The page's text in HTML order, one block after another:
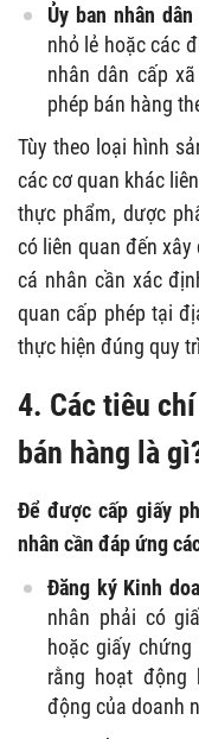
Ủy ban nhân
nhỏ lẻ hoặc các
nhân dân cấp
phép bán hàng
Tùy theo loại hình
các cơ quan khác
thực phẩm, dược
có liên quan đến
cá nhân cần xác
quan cấp phép tại
thực hiện đúng quy
4. Các tiêu
bán hàng là
Để được cấp giấy
nhân cần đáp ứng
Đăng ký Kinh
nhân phải có
hoặc giấy
rằng hoạt động
động của doanh